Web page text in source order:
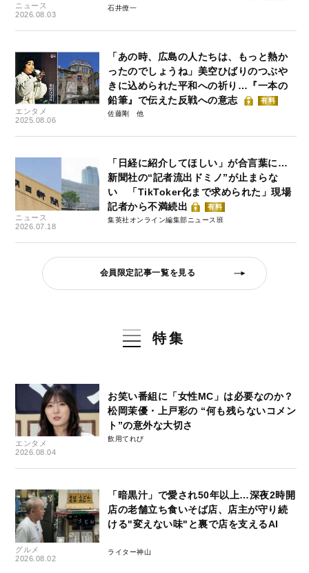
ニュース
2026.08.03
石井僚一
エンタメ
2025.08.06
「あの時、広島の人たちは、もっと熱か
ったのでしょうね」美空ひばりのつぶや
きに込められた平和への祈り…『一本の
鉛筆』で伝えた反戦への意志
有料
佐藤剛
ニュース
2026.07.18
「日経に紹介してほしい」が合言葉に…
新聞社の“記者流出ドミノ”が止まらな
い 「TikToker化まで求められた」現場
記者から不満続出
有料
集英社オンライン編集部ニュース班
会員限定記事一覧を見る
特集
エンタメ
2026.08.04
お笑い番組に「女性MC」は必要なのか？
松岡茉優・上戸彩の “何も残らないコメン
ト”の意外な大切さ
飲用てれび
グルメ
2026.08.02
「暗黒汁」で愛され50年以上…深夜2時開
店の老舗立ち食いそば店、店主が守り続
ける"変えない味"と裏で店を支えるAI
ライター神山